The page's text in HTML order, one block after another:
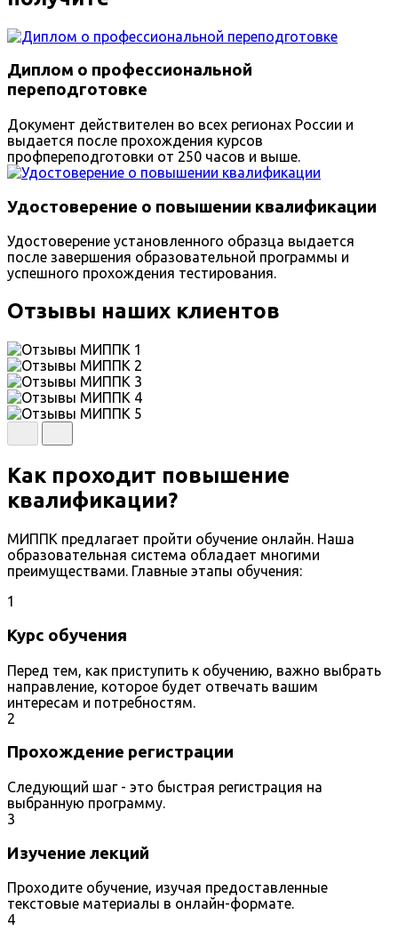
Диплом о профессиональной
переподготовке
Документ действителен во всех регионах России и
выдается после прохождения курсов
профпереподготовки от 250 часов и выше.
Удостоверение о повышении квалификации
Удостоверение установленного образца выдается
после завершения образовательной программы и
успешного прохождения тестирования.
Отзывы наших клиентов
Как проходит повышение
квалификации?
МИППК предлагает пройти обучение онлайн. Наша
образовательная система обладает многими
преимуществами. Главные этапы обучения:
1
Курс обучения
Перед тем, как приступить к обучению, важно выбрать
направление, которое будет отвечать вашим
интересам и потребностям.
2
Прохождение регистрации
Следующий шаг - это быстрая регистрация на
выбранную программу.
3
Изучение лекций
Проходите обучение, изучая предоставленные
текстовые материалы в онлайн-формате.
4